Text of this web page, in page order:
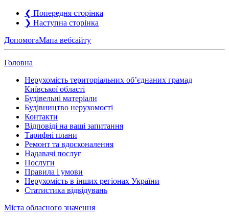
❮ Попередня сторінка
❯ Наступна сторінка
ДопомогаМапа вебсайту
Головна
Нерухомість територіальних об’єднаних грамад
Київської області
Будівельні матеріали
Будівництво нерухомості
Контакти
Відповіді на ваші запитання
Тарифні плани
Ремонт та вдосконалення
Надавачі послуг
Послуги
Правила і умови
Нерухомість в інших регіонах України
Статистика відвідувань
Міста обласного значення